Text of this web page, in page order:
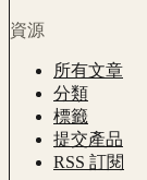
資源
所有文章
分類
標籤
提交產品
RSS 訂閱